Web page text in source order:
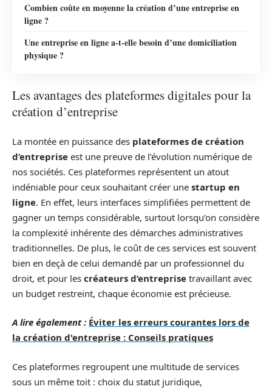
Combien coûte en moyenne la création d’une entreprise en
ligne ?
Une entreprise en ligne a-t-elle besoin d’une domiciliation
physique ?
Les avantages des plateformes digitales pour la
création d’entreprise
La montée en puissance des plateformes de création
d’entreprise est une preuve de l’évolution numérique de
nos sociétés. Ces plateformes représentent un atout
indéniable pour ceux souhaitant créer une startup en
ligne. En effet, leurs interfaces simplifiées permettent de
gagner un temps considérable, surtout lorsqu’on considère
la complexité inhérente des démarches administratives
traditionnelles. De plus, le coût de ces services est souvent
bien en deçà de celui demandé par un professionnel du
droit, et pour les créateurs d’entreprise travaillant avec
un budget restreint, chaque économie est précieuse.
A lire également : Éviter les erreurs courantes lors de
la création d'entreprise : Conseils pratiques
Ces plateformes regroupent une multitude de services
sous un même toit : choix du statut juridique,